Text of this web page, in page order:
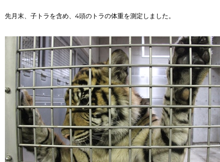
先月末、子トラを含め、4頭のトラの体重を測定しました。